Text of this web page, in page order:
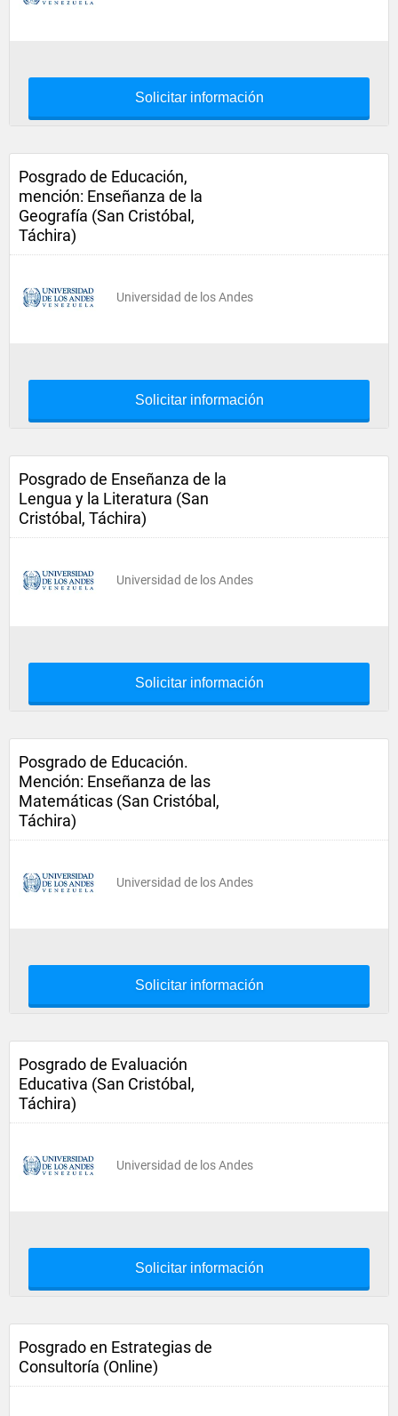
Solicitar información
Posgrado de Educación,
mención: Enseñanza de la
Geografía (San Cristóbal,
Táchira)
Universidad de los Andes
Solicitar información
Posgrado de Enseñanza de la
Lengua y la Literatura (San
Cristóbal, Táchira)
Universidad de los Andes
Solicitar información
Posgrado de Educación.
Mención: Enseñanza de las
Matemáticas (San Cristóbal,
Táchira)
Universidad de los Andes
Solicitar información
Posgrado de Evaluación
Educativa (San Cristóbal,
Táchira)
Universidad de los Andes
Solicitar información
Posgrado en Estrategias de
Consultoría (Online)